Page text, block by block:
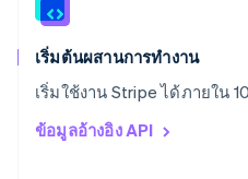
เริ่มต้นผสานการทำงาน
เริ่มใช้งาน Stripe ได้ภายใน
ข้อมูลอ้างอิง API
ออสเตรเลีย
English
DeutschEnglish
อิตาลี
ItalianoEnglish